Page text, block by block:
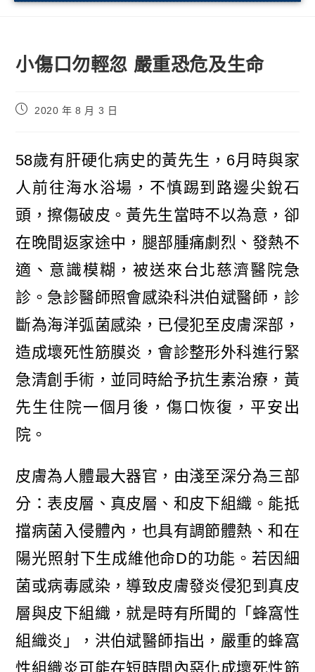
小傷口勿輕忽 嚴重恐危及生命
2020 年 8 月 3 日
58歲有肝硬化病史的黃先生，6月時與家
人前往海水浴場，不慎踢到路邊尖銳石
頭，擦傷破皮。黃先生當時不以為意，卻
在晚間返家途中，腿部腫痛劇烈、發熱不
適、意識模糊，被送來台北慈濟醫院急
診。急診醫師照會感染科洪伯斌醫師，診
斷為海洋弧菌感染，已侵犯至皮膚深部，
造成壞死性筋膜炎，會診整形外科進行緊
急清創手術，並同時給予抗生素治療，黃
先生住院一個月後，傷口恢復，平安出
院。
皮膚為人體最大器官，由淺至深分為三部
分：表皮層、真皮層、和皮下組織。能抵
擋病菌入侵體內，也具有調節體熱、和在
陽光照射下生成維他命D的功能。若因細
菌或病毒感染，導致皮膚發炎侵犯到真皮
層與皮下組織，就是時有所聞的「蜂窩性
組織炎」，洪伯斌醫師指出，嚴重的蜂窩
性組織炎可能在短時間內惡化成壞死性筋